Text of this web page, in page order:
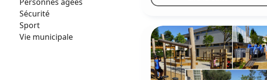
devant
les
halles
Sécurité
Sport
Vie municipale